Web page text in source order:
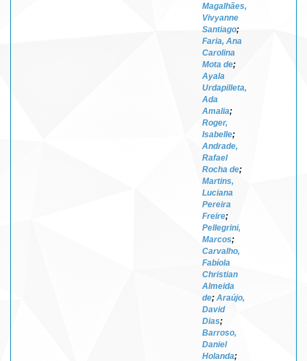
Magalhães,
Vivyanne
Santiago;
Faria, Ana
Carolina
Mota de;
Ayala
Urdapilleta,
Ada
Amalia;
Roger,
Isabelle;
Andrade,
Rafael
Rocha de;
Martins,
Luciana
Pereira
Freire;
Pellegrini,
Marcos;
Carvalho,
Fabíola
Christian
Almeida
de; Araújo,
David
Dias;
Barroso,
Daniel
Holanda;